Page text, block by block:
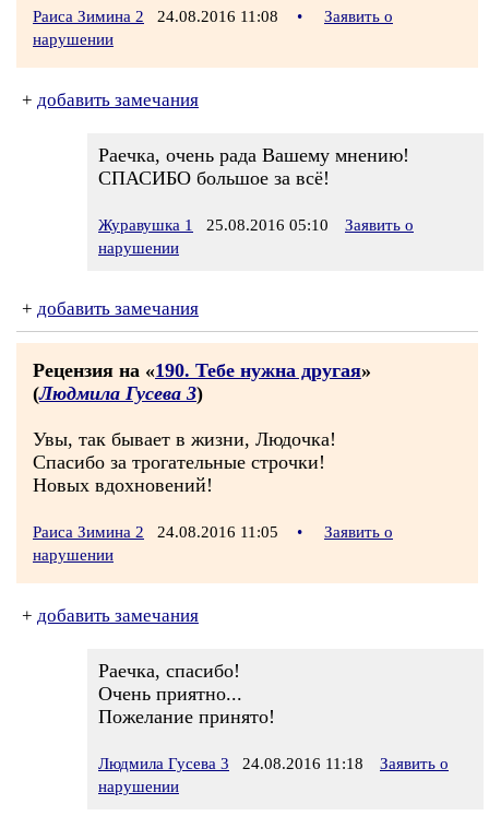
Раиса Зимина 2 24.08.2016 11:08 •
Заявить о
нарушении
+ добавить замечания
Раечка, очень рада Вашему мнению!
СПАСИБО большое за всё!
Журавушка 1 25.08.2016 05:10
Заявить о
нарушении
+ добавить замечания
Рецензия на «190. Тебе нужна другая»
(Людмила Гусева 3)
Увы, так бывает в жизни, Людочка!
Спасибо за трогательные строчки!
Новых вдохновений!
Раиса Зимина 2 24.08.2016 11:05 •
Заявить о
нарушении
+ добавить замечания
Раечка, спасибо!
Очень приятно...
Пожелание принято!
Людмила Гусева 3 24.08.2016 11:18
Заявить о
нарушении